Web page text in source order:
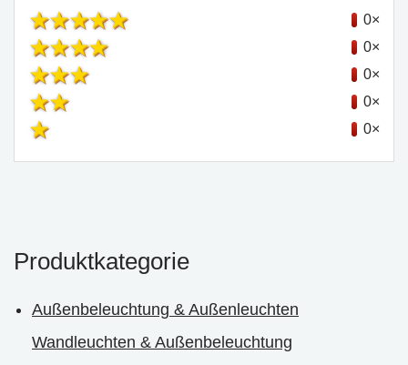
0×
0×
0×
0×
0×
Produktkategorie
Außenbeleuchtung & Außenleuchten
Wandleuchten & Außenbeleuchtung